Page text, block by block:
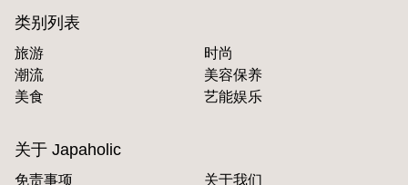
类别列表
旅游
时尚
潮流
美容保养
美食
艺能娱乐
关于 Japaholic
免责事项 关于我们